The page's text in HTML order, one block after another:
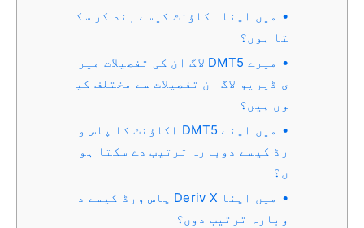
میں اپنا اکاؤنٹ کیسے بند کر سک
تا ہوں؟
میرے DMT5 لاگ ان کی تفصیلات میر
ی ڈیریو لاگ ان تفصیلات سے مختلف کی
وں ہیں؟
میں اپنے DMT5 اکاؤنٹ کا پاس و
رڈ کیسے دوبارہ ترتیب دے سکتا ہو
ں؟
میں اپنا Deriv X پاس ورڈ کیسے د
وبارہ ترتیب دوں؟